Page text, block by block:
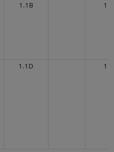
1.1B 1
1.1D 1